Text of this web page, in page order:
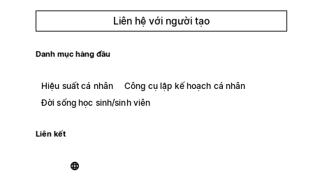
Liên hệ với người tạo
Danh mục hàng đầu
Hiệu suất cá nhân
Công cụ lập kế hoạch cá nhân
Đời sống học sinh/sinh viên
Liên kết